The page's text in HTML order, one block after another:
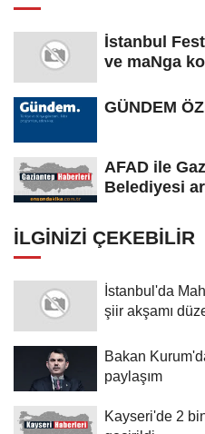
İstanbul
ve maNga
GÜNDEM
AFAD ile
Belediyesi
İLGINIZI ÇEKEBILIR
İstanbul'da
şiir akşamı
Bakan
paylaşım
Kayseri'de 2